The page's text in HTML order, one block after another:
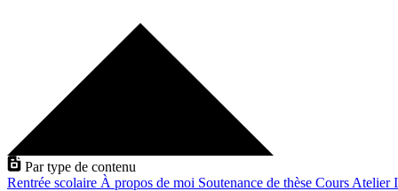
Par type de contenu
Rentrée scolaire À propos de moi Soutenance de thèse Cours Atelier